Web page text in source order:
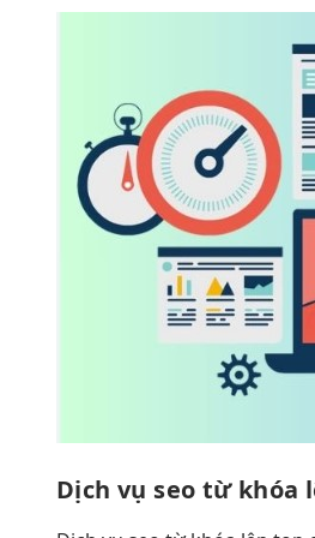
Dịch vụ seo từ khóa